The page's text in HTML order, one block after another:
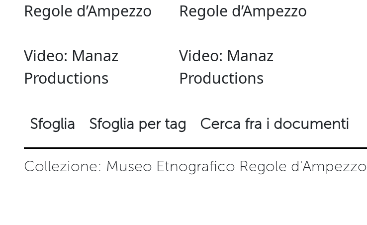
Regole d’Ampezzo
Video: Manaz
Productions
Regole d’Ampezzo
Video: Manaz
Productions
Sfoglia Sfoglia per tag Cerca fra i documenti
Collezione: Museo Etnografico Regole d'Ampezzo